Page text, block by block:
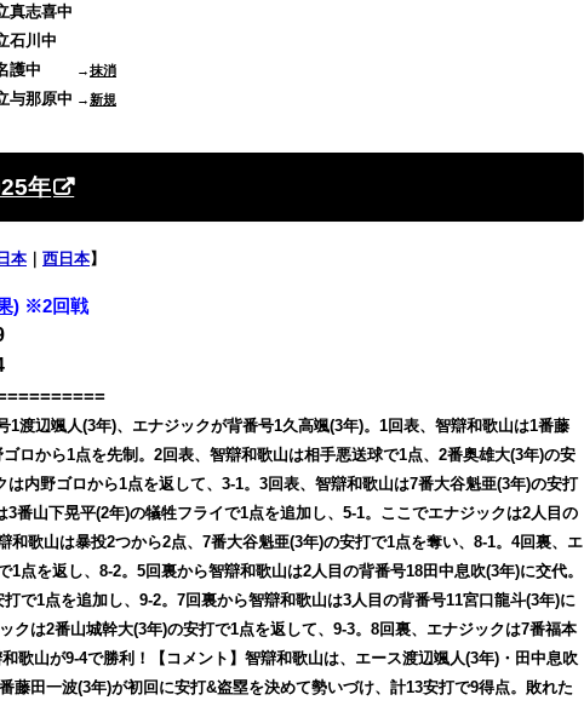
志喜中
石川中
名護中
→抹消
那原中 →新規
年
本 ｜ 西日本】
) ※2回戦
1渡辺颯人(3年)、エナジックが背番号1久高颯(3年)。1回表、智辯和歌山は1番藤
ロから1点を先制。2回表、智辯和歌山は相手悪送球で1点、2番奥雄大(3年)の安
内野ゴロから1点を返して、3-1。3回表、智辯和歌山は7番大谷魁亜(3年)の安打
番山下晃平(2年)の犠牲フライで1点を追加し、5-1。ここでエナジックは2人目の
和歌山は暴投2つから2点、7番大谷魁亜(3年)の安打で1点を奪い、8-1。4回裏、エ
点を返し、8-2。5回裏から智辯和歌山は2人目の背番号18田中息吹(3年)に交代。
で1点を追加し、9-2。7回裏から智辯和歌山は3人目の背番号11宮口龍斗(3年)に
クは2番山城幹大(3年)の安打で1点を返して、9-3。8回裏、エナジックは7番福本
歌山が9-4で勝利！【コメント】智辯和歌山は、エース渡辺颯人(3年)・田中息吹
藤田一波(3年)が初回に安打&盗塁を決めて勢いづけ、計13安打で9得点。敗れた